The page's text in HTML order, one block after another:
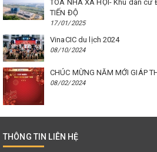
TÒA NHÀ XÃ HỘI- Khu dân cư
TIẾN ĐỘ
17/01/2025
VinaCIC du lịch 2024
08/10/2024
CHÚC MỪNG NĂM MỚI GIÁP
08/02/2024
THÔNG TIN LIÊN HỆ